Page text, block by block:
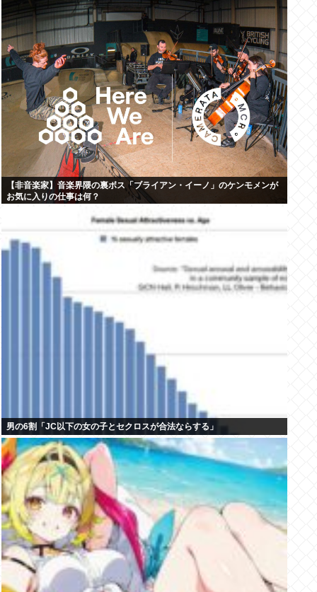
【非音楽家】音楽界隈の裏ボス「ブライアン・イーノ」のケンモメンが
お気に入りの仕事は何？
男の6割「JC以下の女の子とセクロスが合法ならする」